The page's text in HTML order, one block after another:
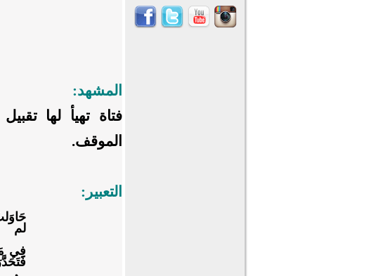
المشهد:
فتاة تهيأ لها
الموقف.
التعبير:
فِي